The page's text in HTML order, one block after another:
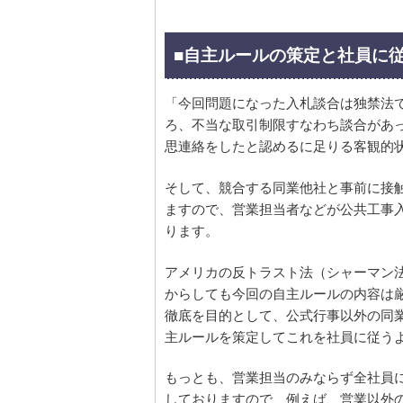
■自主ルールの策定と社員に
「今回問題になった入札談合は独禁
ろ、不当な取引制限すなわち談合があ
思連絡をしたと認めるに足りる客観的
そして、競合する同業他社と事前に接
ますので、営業担当者などが公共工
ります。
アメリカの反トラスト法（シャーマン
からしても今回の自主ルールの内容は
徹底を目的として、公式行事以外の同
主ルールを策定してこれを社員に従う
もっとも、営業担当のみならず全社
しておりますので、例えば、営業以